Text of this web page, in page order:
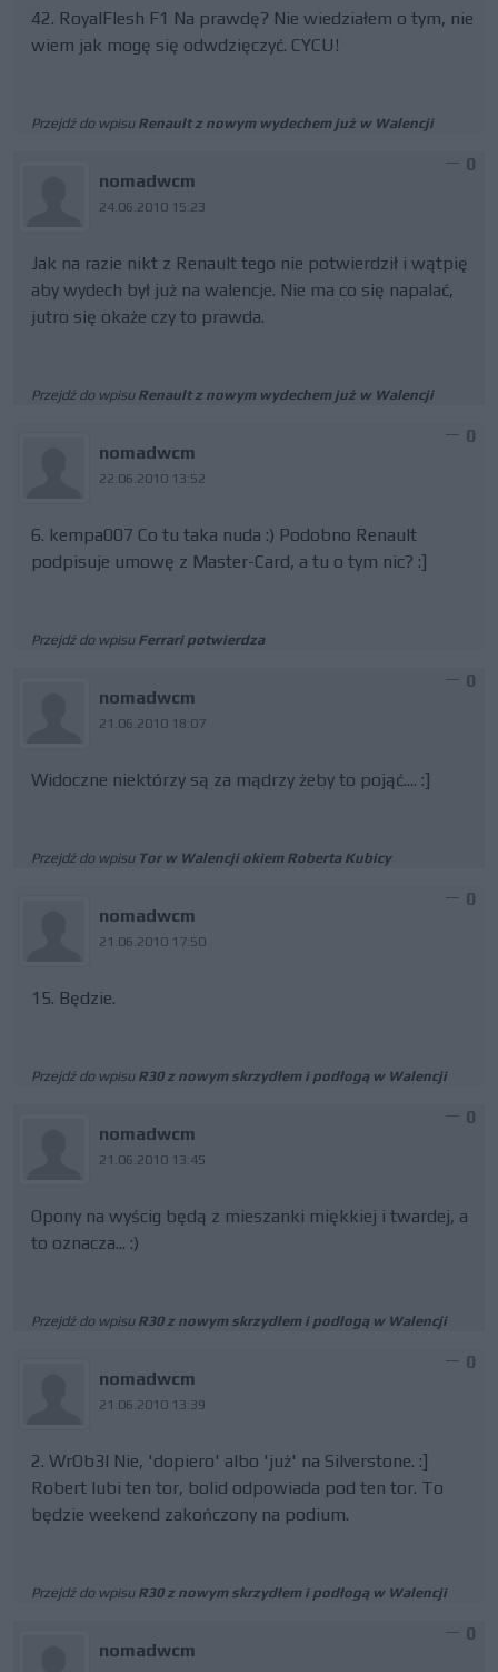
42. RoyalFlesh F1 Na prawdę? Nie wiedziałem o tym, nie
wiem jak mogę się odwdzięczyć. CYCU!
Przejdź do wpisu Renault z nowym wydechem już w Walencji
nomadwcm
24.06.2010 15:23
0
Jak na razie nikt z Renault tego nie potwierdził i wątpię
aby wydech był już na walencje. Nie ma co się napalać,
jutro się okaże czy to prawda.
Przejdź do wpisu Renault z nowym wydechem już w Walencji
nomadwcm
22.06.2010 13:52
0
6. kempa007 Co tu taka nuda :) Podobno Renault
podpisuje umowę z Master-Card, a tu o tym nic? :]
Przejdź do wpisu Ferrari potwierdza
nomadwcm
21.06.2010 18:07
0
Widoczne niektórzy są za mądrzy żeby to pojąć.... :]
Przejdź do wpisu Tor w Walencji okiem Roberta Kubicy
nomadwcm
21.06.2010 17:50
0
15. Będzie.
Przejdź do wpisu R30 z nowym skrzydłem i podłogą w Walencji
nomadwcm
21.06.2010 13:45
0
Opony na wyścig będą z mieszanki miękkiej i twardej, a
to oznacza... :)
Przejdź do wpisu R30 z nowym skrzydłem i podłogą w Walencji
nomadwcm
21.06.2010 13:39
0
2. WrOb3l Nie, 'dopiero' albo 'już' na Silverstone. :]
Robert lubi ten tor, bolid odpowiada pod ten tor. To
będzie weekend zakończony na podium.
Przejdź do wpisu R30 z nowym skrzydłem i podłogą w Walencji
nomadwcm
0